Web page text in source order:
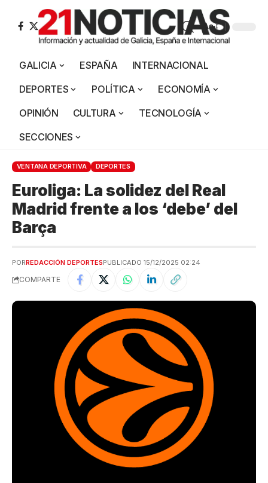
Aa
GALICIA ESPAÑA
INTERNACIONAL
DEPORTES
POLÍTICA
ECONOMÍA
OPINIÓN
CULTURA
TECNOLOGÍA
SECCIONES
VENTANA DEPORTIVA DEPORTES
Euroliga: La solidez del Real
Madrid frente a los ‘debe’ del
Barça
PORREDACCIÓN DEPORTESPUBLICADO 15/12/2025 02:24
COMPARTE